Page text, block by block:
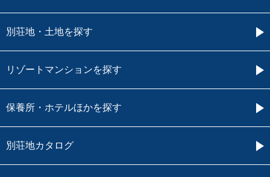
別荘地・土地を探す
リゾートマンションを探す
保養所・ホテルほかを探す
別荘地カタログ